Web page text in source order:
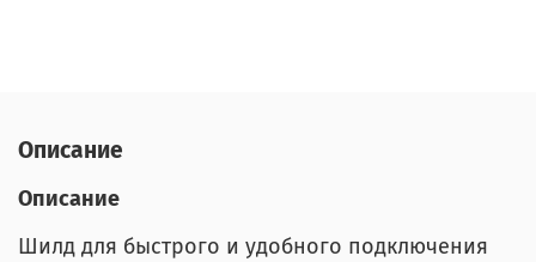
Описание
Описание
Шилд для быстрого и удобного подключения